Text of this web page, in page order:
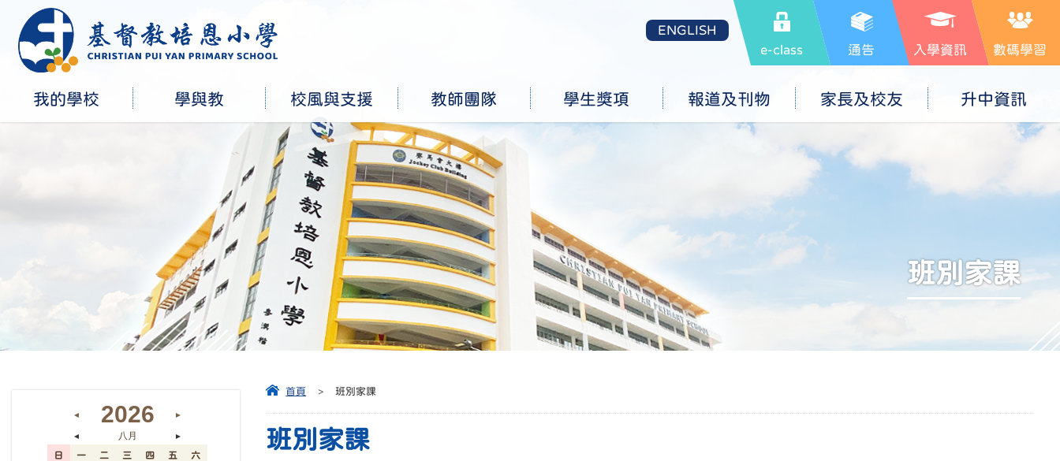
e-class 通告 入學資訊 數碼學習
ENGLISH
我的學校 學與教 校風與支援 教師團隊 學生獎項 報道及刊物 家長及校友 升中資訊
班別家課
首頁 > 班別家課
班別家課
◄ 2026 ►
◄ 八月 ►
日 一 二 三 四 五 六